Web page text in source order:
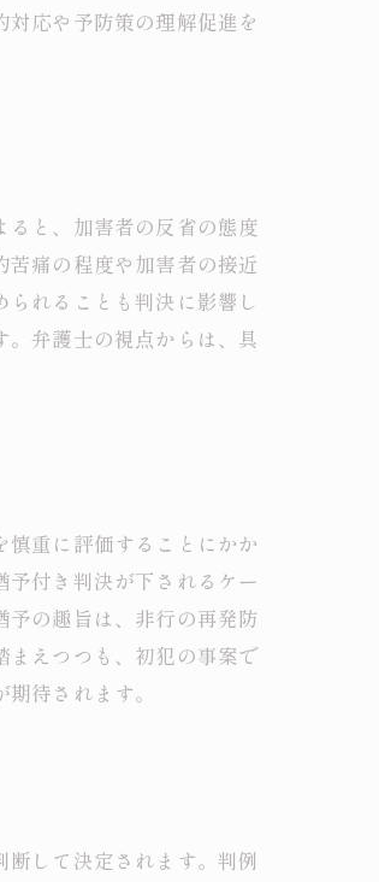
応や予防策の理解促進を
と、加害者の反省の態度
痛の程度や加害者の接近
れることも判決に影響し
弁護士の視点からは、具
重に評価することにかか
付き判決が下されるケー
の趣旨は、非行の再発防
まえつつも、初犯の事案で
待されます。
して決定されます。判例